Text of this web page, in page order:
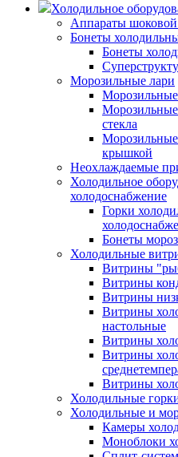
Холодильное
Аппараты шоковой
Бонеты
Бонеты
Морозильные лари
стекла
Морозильные
крышкой
Неохлаждаемые
Холодильное
холодоснабжение
Горки
Бонеты
Холодильные
Витрины
Витрины
Витрины
Витрины
настольные
Витрины
Витрины
Витрины
Холодильные
Холодильные и
Камеры
Моноблоки